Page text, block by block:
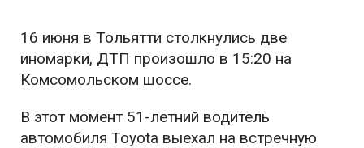
16 июня в Тольятти столкнулись две
иномарки, ДТП произошло в 15:20 на
Комсомольском шоссе.
В этот момент 51-летний водитель
автомобиля Toyota выехал на встречную